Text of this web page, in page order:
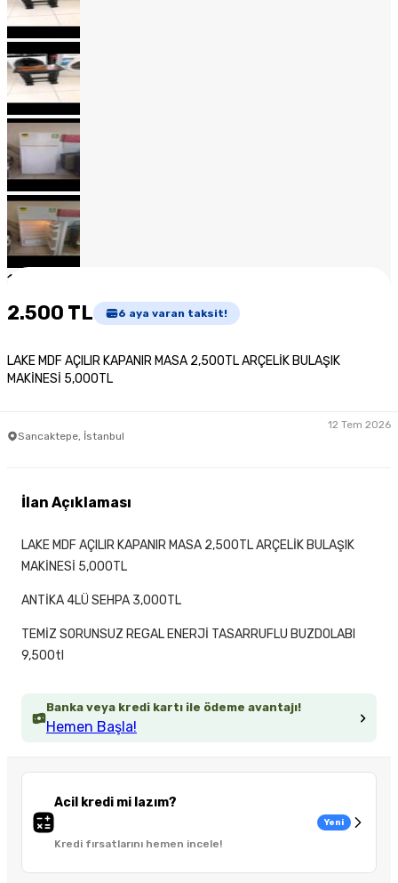
1
2.500 TL 6 aya varan taksit!
LAKE MDF AÇILIR KAPANIR MASA 2,500TL ARÇELİK BULAŞIK
MAKİNESİ 5,000TL
Sancaktepe, İstanbul
12 Tem 2026
Banka veya kredi kartı ile ödeme avantajı!
Hemen Başla!
Acil kredi mi lazım?
Kredi fırsatlarını hemen incele!
Yeni
İlan Açıklaması
LAKE MDF AÇILIR KAPANIR MASA 2,500TL ARÇELİK BULAŞIK
MAKİNESİ 5,000TL
ANTİKA 4LÜ SEHPA 3,000TL
TEMİZ SORUNSUZ REGAL ENERJİ TASARRUFLU BUZDOLABI
9,500tl